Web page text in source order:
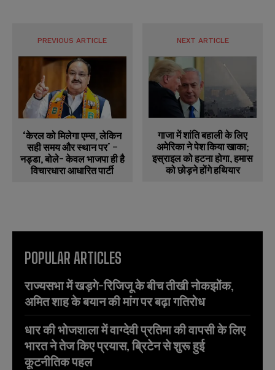
PREVIOUS ARTICLE
‘केरल को मिलेगा एम्स, लेकिन
सही समय और स्थान पर’ –
नड्डा, बोले- केवल भाजपा ही है
विचारधारा आधारित पार्टी
NEXT ARTICLE
गाजा में शांति बहाली के लिए
अमेरिका ने पेश किया खाका;
इस्राइल को हटना होगा, हमास
को छोड़ने होंगे हथियार
POPULAR ARTICLES
राज्यसभा में खड़गे-रिजिजू के बीच तीखी नोकझोंक,
अमित शाह के बयान की मांग पर बढ़ा गतिरोध
धार की भोजशाला में वाग्देवी प्रतिमा की वापसी के लिए
भारत ने तेज किए प्रयास, ब्रिटेन से शुरू हुई
कूटनीतिक पहल